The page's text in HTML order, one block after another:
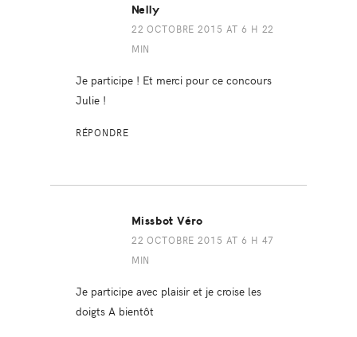
Nelly
22 OCTOBRE 2015 AT 6 H 22
MIN
Je participe ! Et merci pour ce concours
Julie !
RÉPONDRE
Missbot Véro
22 OCTOBRE 2015 AT 6 H 47
MIN
Je participe avec plaisir et je croise les
doigts A bientôt